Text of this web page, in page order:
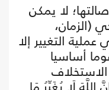
لا يمكن
(الزمان،
التغيير إلا
أساسيا
الاستخلاف